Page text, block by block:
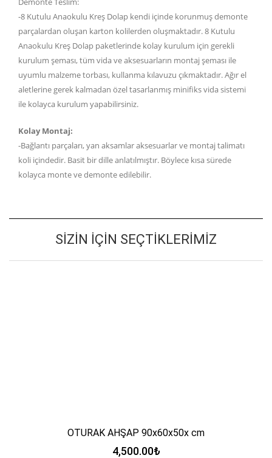
-8 Kutulu Anaokulu Kreş Dolap kendi içinde korunmuş demonte
parçalardan oluşan karton kolilerden oluşmaktadır. 8 Kutulu
Anaokulu Kreş Dolap paketlerinde kolay kurulum için gerekli
kurulum şeması, tüm vida ve aksesuarların montaj şeması ile
uyumlu malzeme torbası, kullanma kılavuzu çıkmaktadır. Ağır el
aletlerine gerek kalmadan özel tasarlanmış minifiks vida sistemi
ile kolayca kurulum yapabilirsiniz.
Kolay Montaj:
-Bağlantı parçaları, yan aksamlar aksesuarlar ve montaj talimatı
koli içindedir. Basit bir dille anlatılmıştır. Böylece kısa sürede
kolayca monte ve demonte edilebilir.
SIZIN İÇIN SEÇTIKLERIMIZ
OTURAK AHŞAP 90x60x50x cm
4,500.00₺